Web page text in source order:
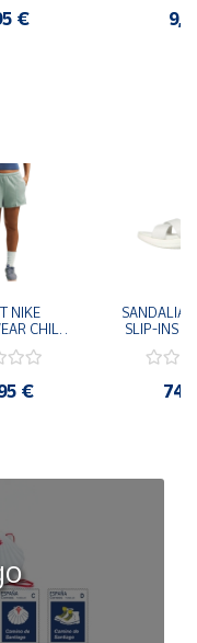
€
NIKE
CHILL
€
SANDALIAS
SLIP-INS